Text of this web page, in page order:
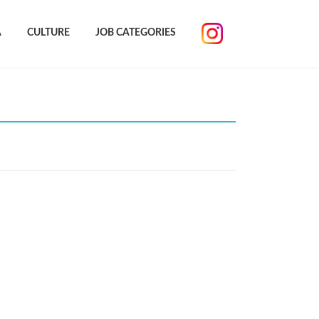
CULTURE JOB CATEGORIES